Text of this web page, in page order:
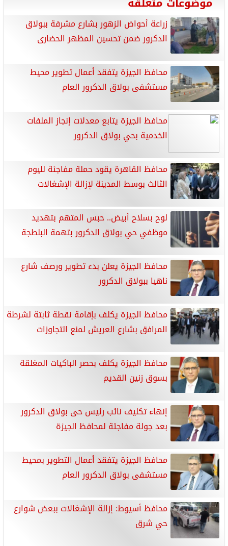
زراعة أحواض الزهور بشارع مشرفة ببولاق
الدكرور ضمن تحسين المظهر الحضارى
محافظ الجيزة يتفقد أعمال تطوير محيط
مستشفى بولاق الدكرور العام
محافظ الجيزة يتابع معدلات إنجاز الملفات
الخدمية بحي بولاق الدكرور
محافظ القاهرة يقود حملة مفاجئة لليوم
الثالث بوسط المدينة لإزالة الإشغالات
لوح بسلاح أبيض.. حبس المتهم بتهديد
موظفي حي بولاق الدكرور بتهمة البلطجة
محافظ الجيزة يعلن بدء تطوير ورصف شارع
ناهيا ببولاق الدكرور
محافظ الجيزة يكلف بإقامة نقطة ثابتة لشرطة
المرافق بشارع العريش لمنع التجاوزات
محافظ الجيزة يكلف بحصر الباكيات المغلقة
بسوق زنين القديم
إنهاء تكليف نائب رئيس حى بولاق الدكرور
بعد جولة مفاجئة لمحافظ الجيزة
محافظ الجيزة يتفقد أعمال التطوير بمحيط
مستشفى بولاق الدكرور العام
محافظ أسيوط: إزالة الإشغالات ببعض شوارع
حي شرق